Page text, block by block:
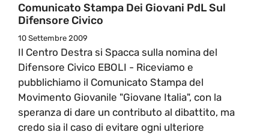
Comunicato Stampa Dei Giovani PdL Sul
Difensore Civico
10 Settembre 2009
Il Centro Destra si Spacca sulla nomina del
Difensore Civico EBOLI - Riceviamo e
pubblichiamo il Comunicato Stampa del
Movimento Giovanile "Giovane Italia", con la
speranza di dare un contributo al dibattito, ma
credo sia il caso di evitare ogni ulteriore